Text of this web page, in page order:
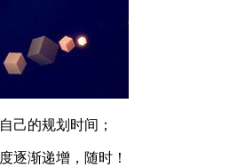
己的规划时间；
逐渐递增，随时！